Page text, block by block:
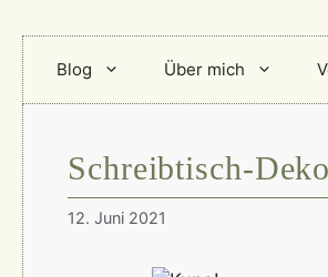
Blog Über mich
Schreibtisch-Deko
12. Juni 2021